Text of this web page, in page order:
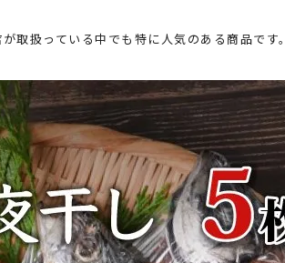
取扱っている中でも特に人気のある商品です。